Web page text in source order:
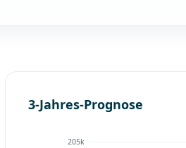
3-Jahres-Prognose
205k